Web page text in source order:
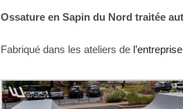
Ossature en Sapin du Nord traitée
Fabriqué dans les ateliers de